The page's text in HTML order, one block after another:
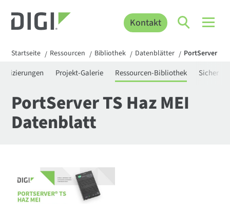
Kontakt
Startseite / Ressourcen / Bibliothek / Datenblätter / PortServer TS
Projekt-Galerie Ressourcen-Bibliothek
PortServer TS Haz MEI
Datenblatt